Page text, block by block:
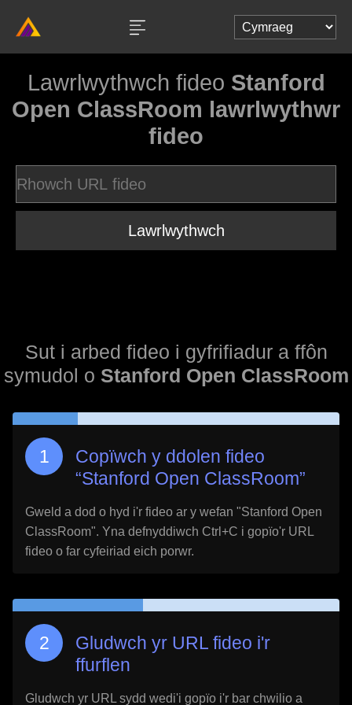
Lawrlwythwch fideo Stanford
Open ClassRoom lawrlwythwr
fideo
Lawrlwythwch
Sut i arbed fideo i gyfrifiadur a ffôn
symudol o Stanford Open ClassRoom
Copïwch y ddolen fideo
“Stanford Open ClassRoom”
Gweld a dod o hyd i'r fideo ar y wefan "Stanford Open
ClassRoom". Yna defnyddiwch Ctrl+C i gopïo'r URL
fideo o far cyfeiriad eich porwr.
Gludwch yr URL fideo i'r
ffurflen
Gludwch yr URL sydd wedi'i gopïo i'r bar chwilio a